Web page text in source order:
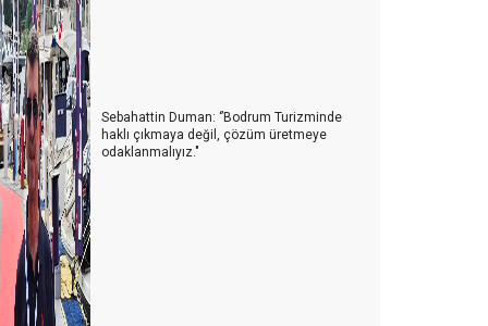
NORMAL, NÖROLİNK VEYA NÖROTATİL
MİSİN ARI MI?
MI, MARS MI?kolay
olacak şimdi?
miyiz, yoksa akıllı mı?
ikinci dalga olursa!
sertifika kriterlerinde neler var?
virüs için otellerde alınması gereken tedbirler
Sebahattin Duman: ‘’Bodrum Turizminde
haklı çıkmaya değil, çözüm üretmeye
odaklanmalıyız."